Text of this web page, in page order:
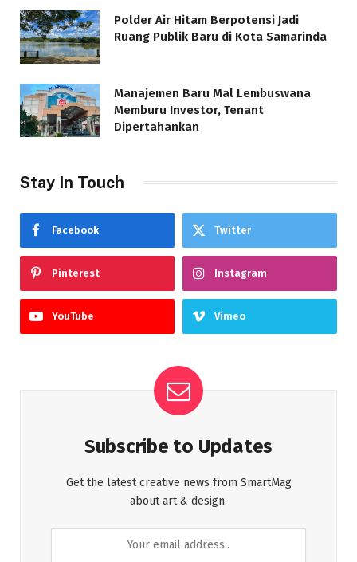
Polder Air Hitam Berpotensi Jadi
Ruang Publik Baru di Kota Samarinda
Manajemen Baru Mal Lembuswana
Memburu Investor, Tenant
Dipertahankan
Stay In Touch
Facebook Twitter
Pinterest Instagram
YouTube Vimeo
Subscribe to Updates
Get the latest creative news from SmartMag
about art & design.